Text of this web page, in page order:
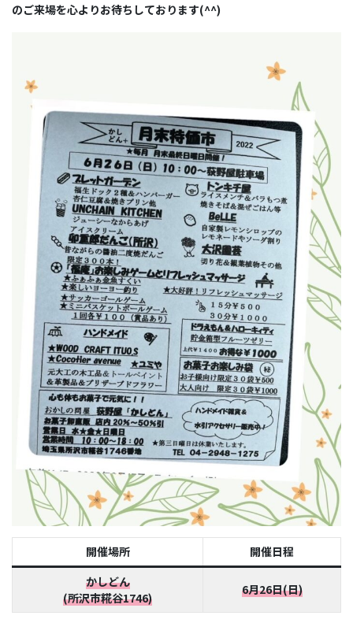
のご来場を心よりお待ちしております(^^)
開催場所
開催日程
かしどん
(所沢市糀谷1746)
6月26日(日)